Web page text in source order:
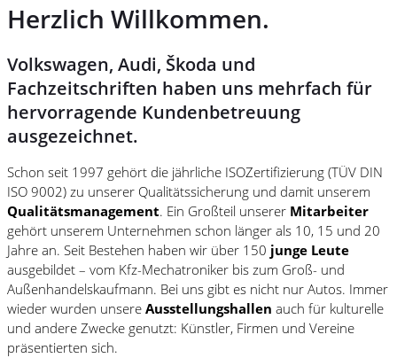
Herzlich Willkommen.
Volkswagen, Audi, Škoda und
Fachzeitschriften haben uns mehrfach für
hervorragende Kundenbetreuung
ausgezeichnet.
Schon seit 1997 gehört die jährliche ISOZertifizierung (TÜV DIN
ISO 9002) zu unserer Qualitätssicherung und damit unserem
Qualitätsmanagement. Ein Großteil unserer Mitarbeiter
gehört unserem Unternehmen schon länger als 10, 15 und 20
Jahre an. Seit Bestehen haben wir über 150 junge Leute
ausgebildet – vom Kfz-Mechatroniker bis zum Groß- und
Außenhandelskaufmann. Bei uns gibt es nicht nur Autos. Immer
wieder wurden unsere Ausstellungshallen auch für kulturelle
und andere Zwecke genutzt: Künstler, Firmen und Vereine
präsentierten sich.